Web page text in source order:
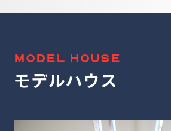
MODEL HOUSE
モデルハウス